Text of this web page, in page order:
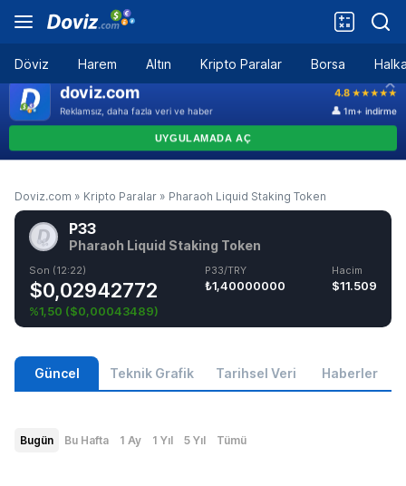
Döviz Harem Altın Kripto Paralar Borsa
Doviz.com » Kripto Paralar » Pharaoh Liquid Staking Token
P33
Pharaoh Liquid Staking Token
Son (12:22)
$0,02942772
%1,50 ($0,00043489)
P33/TRY
₺1,40000000
Hacim
$11.509
Güncel Teknik Grafik Tarihsel Veri Haberler
Bugün Bu Hafta 1 Ay 1 Yıl 5 Yıl Tümü